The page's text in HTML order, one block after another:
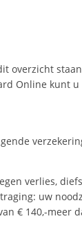
Online kunt
verlies,
uw
€ 140,-meer